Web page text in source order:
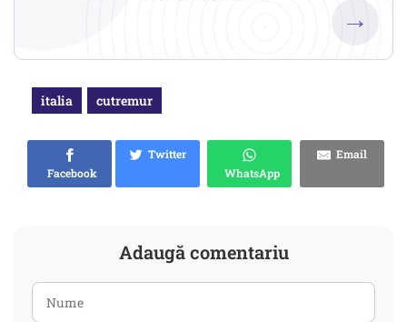
→
italia cutremur
Facebook
Twitter
WhatsApp
Email
Adaugă comentariu